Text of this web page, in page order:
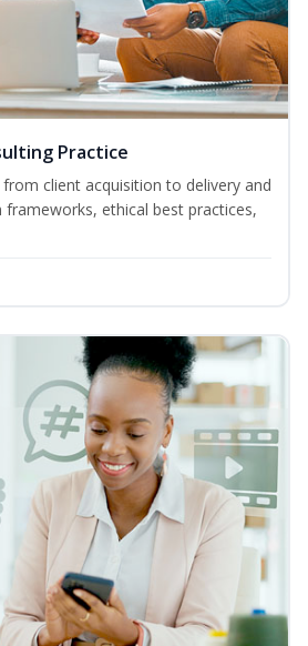
Practice
client acquisition to delivery and
frameworks, ethical best practices,